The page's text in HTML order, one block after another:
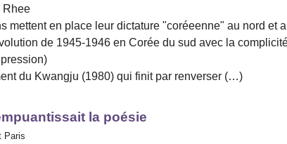
Rhee
mettent en place leur dictature "coréeenne" au nord et
de 1945-1946 en Corée du sud avec la
du Kwangju (1980) qui finit par renverser (…)
la poésie
Paris